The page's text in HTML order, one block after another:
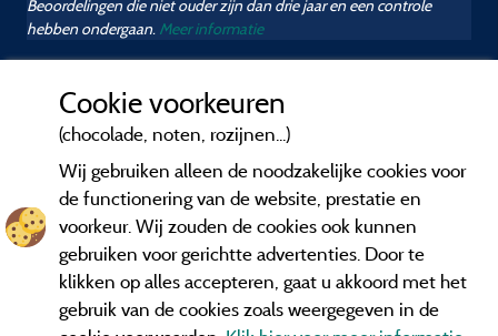
Beoordelingen die niet ouder zijn dan drie jaar en een controle
hebben ondergaan. Meer informatie
Cookie voorkeuren
(chocolade, noten, rozijnen...)
Wij gebruiken alleen de noodzakelijke cookies voor
de functionering van de website, prestatie en
voorkeur. Wij zouden de cookies ook kunnen
gebruiken voor gerichtte advertenties. Door te
klikken op alles accepteren, gaat u akkoord met het
gebruik van de cookies zoals weergegeven in de